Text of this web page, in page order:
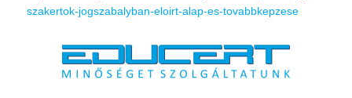
szakertok-jogszabalyban-eloirt-alap-es-tovabbkepzese